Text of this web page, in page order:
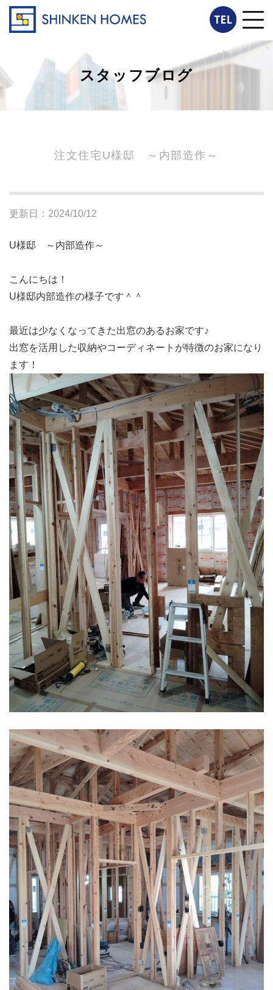
スタッフブログ
注文住宅U様邸 ～内部造作～
更新日：2024/10/12
U様邸 ～内部造作～
こんにちは！
U様邸内部造作の様子です＾＾
最近は少なくなってきた出窓のあるお家です♪
出窓を活用した収納やコーディネートが特徴のお家になり
ます！